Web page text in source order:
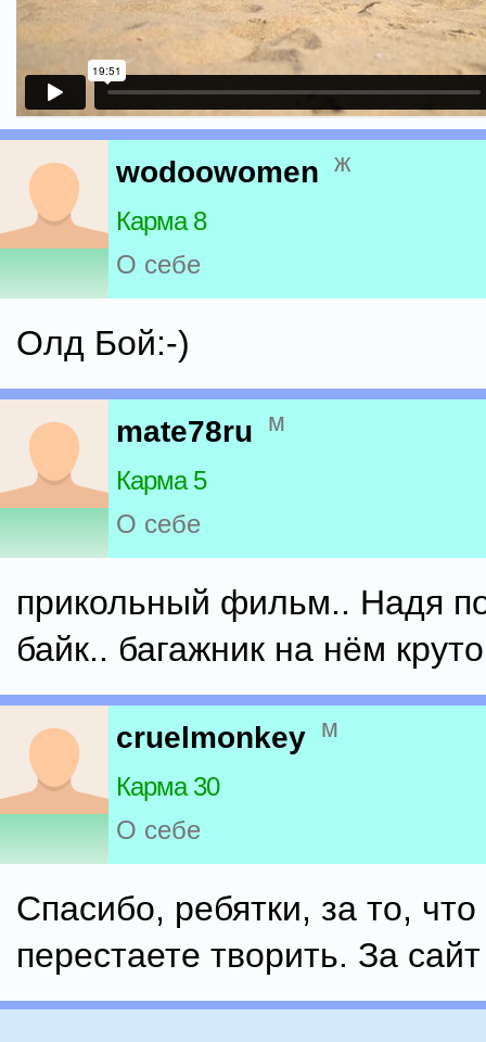
wodoowomen ж
Карма 8
О себе
Олд Бой:-)
mate78ru м
Карма 5
О себе
прикольный фильм.. Надя
байк.. багажник на нём
cruelmonkey м
Карма 30
О себе
Спасибо, ребятки, за то, что
перестаете творить. За